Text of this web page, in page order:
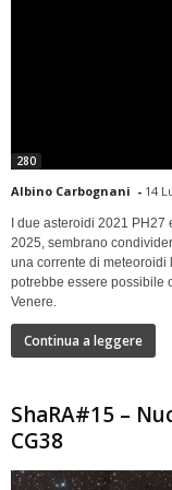
280
Albino Carbognani - 14
I due asteroidi 2021 PH27
2025, sembrano
una corrente di meteoroidi
potrebbe essere possibile
Venere.
Continua a leggere
ShaRA#15 –
CG38